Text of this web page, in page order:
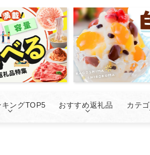
キングTOP5 おすすめ返礼品 カテ